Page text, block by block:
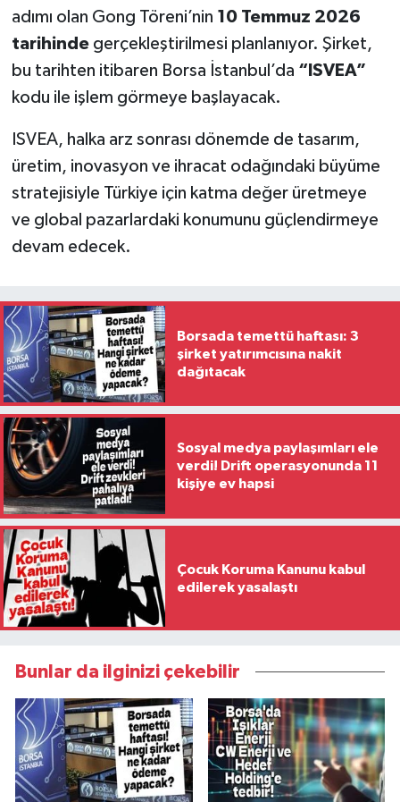
adımı olan Gong Töreni’nin 10 Temmuz 2026
tarihindegerçekleştirilmesi planlanıyor. Şirket,
bu tarihten itibaren Borsa İstanbul’da “ISVEA”
kodu ile işlem görmeye başlayacak.
ISVEA, halka arz sonrası dönemde de tasarım,
üretim, inovasyon ve ihracat odağındaki büyüme
stratejisiyle Türkiye için katma değer üretmeye
ve global pazarlardaki konumunu güçlendirmeye
devam edecek.
Borsada temettü haftası: 3
şirket yatırımcısına nakit
dağıtacak
Sosyal medya paylaşımları ele
verdi! Drift operasyonunda 11
kişiye ev hapsi
Çocuk Koruma Kanunu kabul
edilerek yasalaştı
Bunlar da ilginizi çekebilir